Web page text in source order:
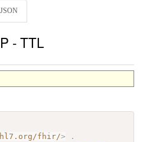
JSON
- TTL
fhir/>
.